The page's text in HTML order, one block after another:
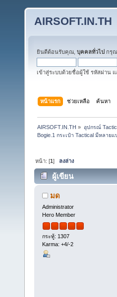
AIRSOFT.IN.TH
ยินดีต้อนรับคุณ, บุคคลทั่วไป กรุ
เข้าสู่ระบบด้วยชื่อผู้ใช้ รหัสผ่าน
หน้าแรก ช่วยเหลือ ค้นหา
AIRSOFT.IN.TH » อุปกรณ์
Bogie.1 กระเป๋า Tactical มีหลา
หน้า: [1] ลงล่าง
ผู้เขียน
(ชุดที่2) (อ่าน 31745 ครั้ง)
มด
Administrator
Hero Member
กระทู้: 1307
Karma: +4/-2